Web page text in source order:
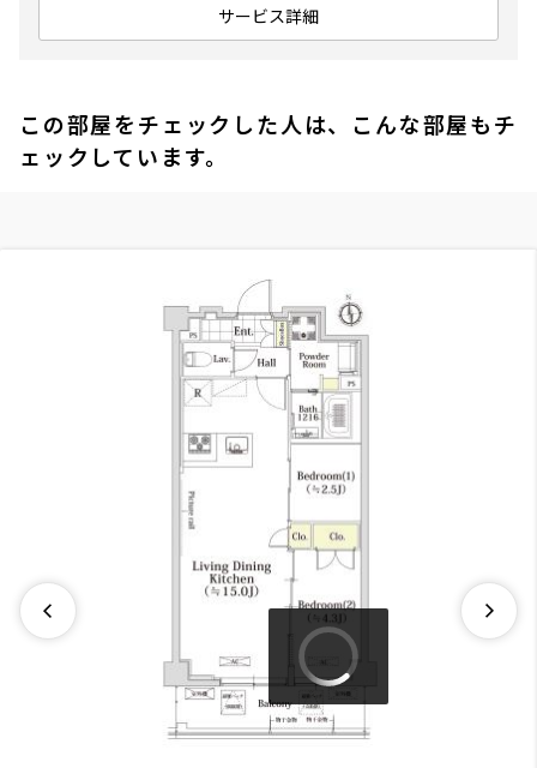
サービス詳細
この部屋をチェックした人は、こんな部屋もチ
ェックしています。